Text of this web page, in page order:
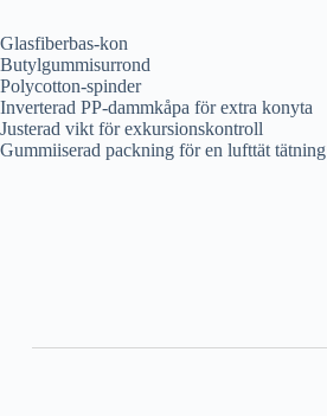
Glasfiberbas-kon
Butylgummisurrond
Polycotton-spinder
Inverterad PP-dammkåpa för extra konyta
Justerad vikt för exkursionskontroll
Gummiiserad packning för en lufttät tätning